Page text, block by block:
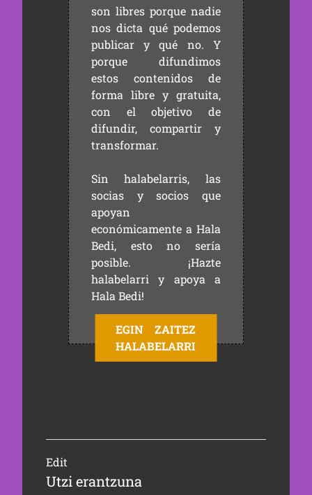
son libres porque nadie
nos dicta qué podemos
publicar y qué no. Y
porque difundimos
estos contenidos de
forma libre y gratuita,
con el objetivo de
difundir, compartir y
transformar.
Sin halabelarris, las
socias y socios que
apoyan
económicamente a Hala
Bedi, esto no sería
posible. ¡Hazte
halabelarri y apoya a
Hala Bedi!
EGIN ZAITEZ
HALABELARRI
Edit
Utzi erantzuna